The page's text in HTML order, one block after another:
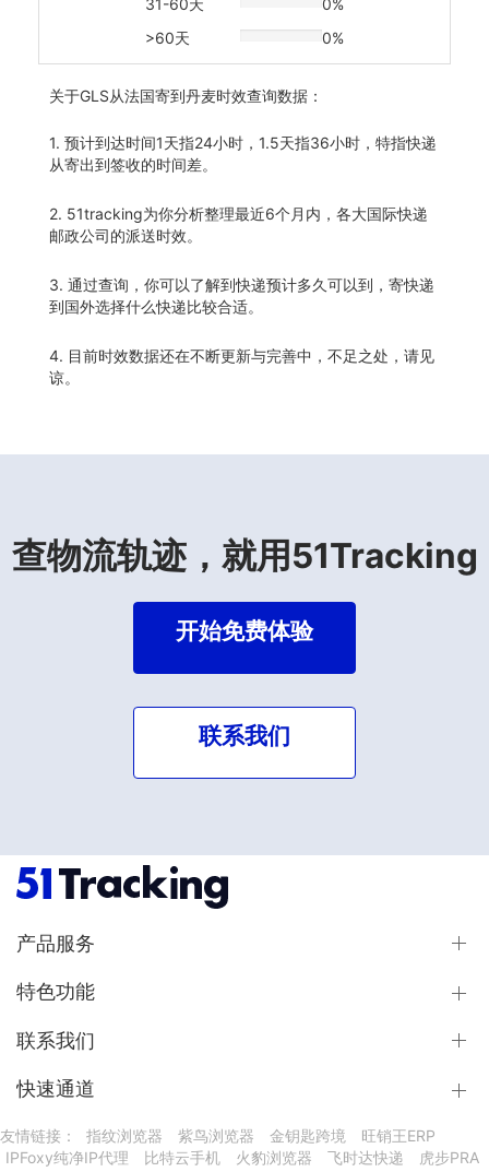
20% Complete
>60天
20% Complete0%
关于GLS从法国寄到丹麦时效查询数据：
1. 预计到达时间1天指24小时，1.5天指36小时，特指快递
从寄出到签收的时间差。
2. 51tracking为你分析整理最近6个月内，各大国际快递
邮政公司的派送时效。
3. 通过查询，你可以了解到快递预计多久可以到，寄快递
到国外选择什么快递比较合适。
4. 目前时效数据还在不断更新与完善中，不足之处，请见
谅。
查物流轨迹，就用51Tracking
开始免费体验
联系我们
产品服务
特色功能
联系我们
快速通道
友情链接： 指纹浏览器 紫鸟浏览器 金钥匙跨境
旺销王ERP
IPFoxy纯净IP代理
比特云手机 火豹浏览器 飞时达快递
虎步PRA